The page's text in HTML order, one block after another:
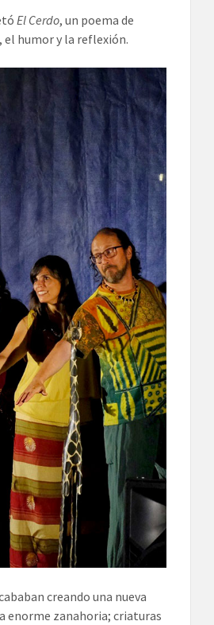
El Cerdo, un poema de
el humor y la reflexión.
creando una nueva
enorme zanahoria; criaturas